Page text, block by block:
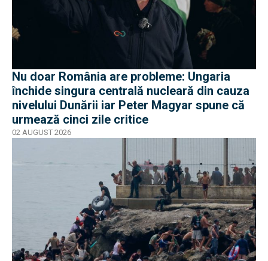
Nu doar România are probleme: Ungaria
închide singura centrală nucleară din cauza
nivelului Dunării iar Peter Magyar spune că
urmează cinci zile critice
02 AUGUST 2026